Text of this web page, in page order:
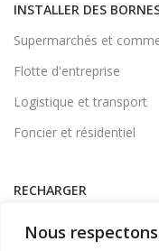
Nous
INSTALLER DES
Supermarchés et
Flotte d'entreprise
Logistique et transport
Foncier et résidentiel
RECHARGER